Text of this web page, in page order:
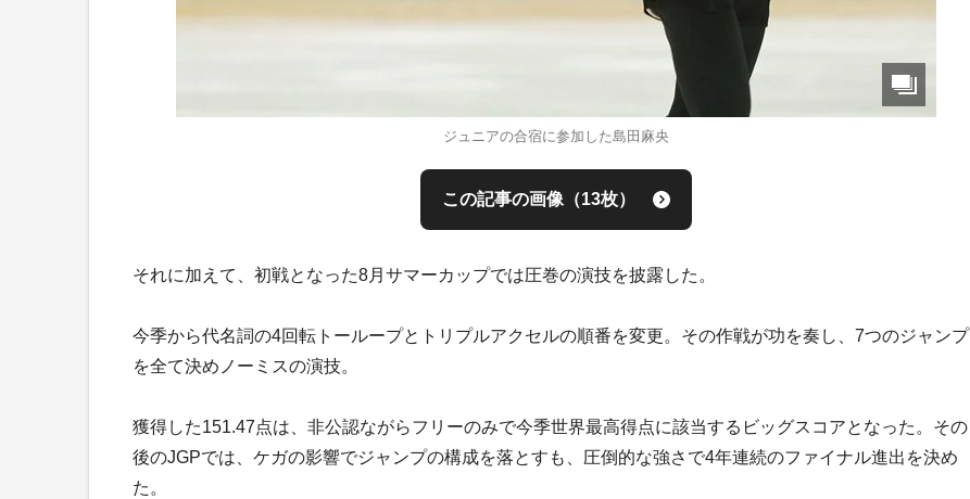
ジュニアの合宿に参加した島田麻央
この記事の画像（13枚）
それに加えて、初戦となった8月サマーカップでは圧巻の演技を披露した。
今季から代名詞の4回転トーループとトリプルアクセルの順番を変更。その作戦が功を奏し、7つのジャンプ
を全て決めノーミスの演技。
獲得した151.47点は、非公認ながらフリーのみで今季世界最高得点に該当するビッグスコアとなった。その
後のJGPでは、ケガの影響でジャンプの構成を落とすも、圧倒的な強さで4年連続のファイナル進出を決め
た。